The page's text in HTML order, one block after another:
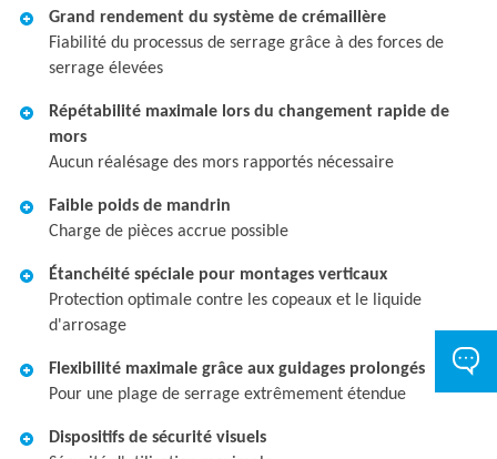
Grand rendement du système de crémaillère
Fiabilité du processus de serrage grâce à des forces de
serrage élevées
Répétabilité maximale lors du changement rapide de
mors
Aucun réalésage des mors rapportés nécessaire
Faible poids de mandrin
Charge de pièces accrue possible
Étanchéité spéciale pour montages verticaux
Protection optimale contre les copeaux et le liquide
d'arrosage
Flexibilité maximale grâce aux guidages prolongés
Pour une plage de serrage extrêmement étendue
Dispositifs de sécurité visuels